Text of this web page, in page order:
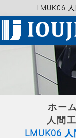
LMUK06
ホーム
人間
LMUK06